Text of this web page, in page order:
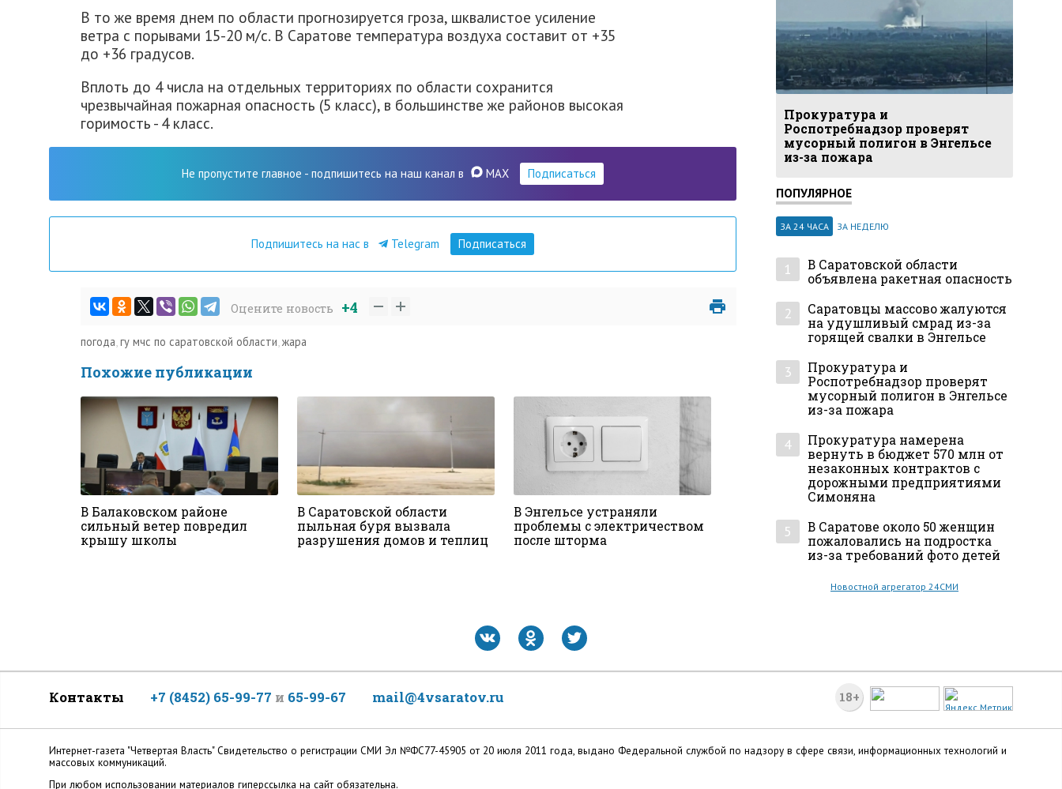
В то же время днем по области прогнозируется гроза, шквалистое усиление
ветра с порывами 15-20 м/с. В Саратове температура воздуха составит от +35
до +36 градусов.
Вплоть до 4 числа на отдельных территориях по области сохранится
чрезвычайная пожарная опасность (5 класс), в большинстве же районов высокая
горимость - 4 класс.
Не пропустите главное - подпишитесь на наш канал в MAX Подписаться
Подпишитесь на нас в Telegram Подписаться
Оцените новость +4
погода,гу мчс по саратовской области,жара
Похожие публикации
В Балаковском районе
сильный ветер повредил
крышу школы
В Саратовской области
пыльная буря вызвала
разрушения домов и теплиц
В Энгельсе устраняли
проблемы с электричеством
после шторма
Прокуратура и
Роспотребнадзор проверят
мусорный полигон в Энгельсе
из-за пожара
ПОПУЛЯРНОЕ
ЗА 24 ЧАСА ЗА НЕДЕЛЮ
1
В Саратовской области
объявлена ракетная опасность
2
Саратовцы массово жалуются
на удушливый смрад из-за
горящей свалки в Энгельсе
3
Прокуратура и
Роспотребнадзор проверят
мусорный полигон в Энгельсе
из-за пожара
4
Прокуратура намерена
вернуть в бюджет 570 млн от
незаконных контрактов с
дорожными предприятиями
Симоняна
5
В Саратове около 50 женщин
пожаловались на подростка
из-за требований фото детей
Новостной агрегатор 24СМИ
18+
Контакты +7 (8452) 65-99-77 и 65-99-67 mail@4vsaratov.ru
Интернет-газета "Четвертая Власть" Cвидетельство о регистрации СМИ Эл №ФС77-45905 от 20 июля 2011 года, выдано Федеральной службой по надзору в сфере связи, информационных технологий и
массовых коммуникаций.
При любом использовании материалов гиперссылка на сайт обязательна.